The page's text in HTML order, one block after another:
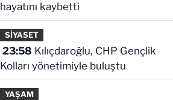
hayatını kaybetti
SİYASET
23:58
Kolları yönetimiyle buluştu
YAŞAM